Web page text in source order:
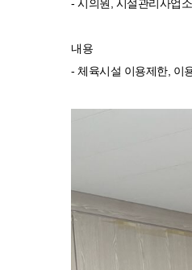
- 시의원, 시설관리사업
내용
- 체육시설 이용제한, 이